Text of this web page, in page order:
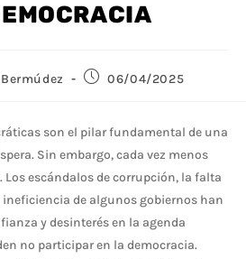
06/04/2025
son el pilar fundamental de una
Sin embargo, cada vez menos
escándalos de corrupción, la falta
de algunos gobiernos han
y desinterés en la agenda
no participar en la democracia.